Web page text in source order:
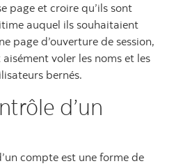
page et croire qu’ils sont
auquel ils souhaitaient
page d’ouverture de session,
voler les noms et les
bernés.
d’un
compte est une forme de